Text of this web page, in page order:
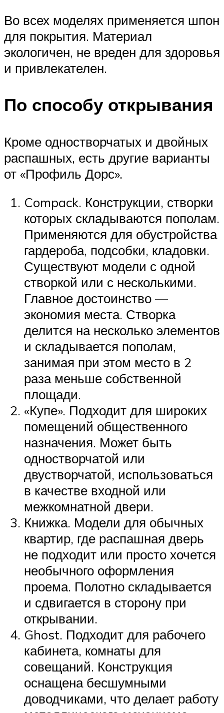
Во всех моделях применяется шпон
для покрытия. Материал
экологичен, не вреден для здоровья
и привлекателен.
По способу открывания
Кроме одностворчатых и двойных
распашных, есть другие варианты
от «Профиль Дорс».
Compack. Конструкции, створки
которых складываются пополам.
Применяются для обустройства
гардероба, подсобки, кладовки.
Существуют модели с одной
створкой или с несколькими.
Главное достоинство —
экономия места. Створка
делится на несколько элементов
и складывается пополам,
занимая при этом место в 2
раза меньше собственной
площади.
«Купе». Подходит для широких
помещений общественного
назначения. Может быть
одностворчатой или
двустворчатой, использоваться
в качестве входной или
межкомнатной двери.
Книжка. Модели для обычных
квартир, где распашная дверь
не подходит или просто хочется
необычного оформления
проема. Полотно складывается
и сдвигается в сторону при
открывании.
Ghost. Подходит для рабочего
кабинета, комнаты для
совещаний. Конструкция
оснащена бесшумными
доводчиками, что делает работу